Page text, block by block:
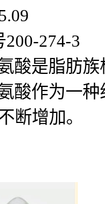
200-274-3
酸是脂肪
酸作为一
断增加。